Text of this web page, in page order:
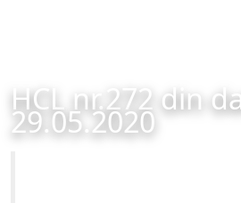
HCL nr.272 din
29.05.2020